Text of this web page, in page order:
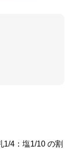
4：塩1/10 の割